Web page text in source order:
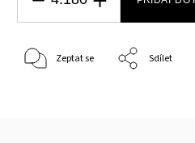
Zeptat se Sdílet